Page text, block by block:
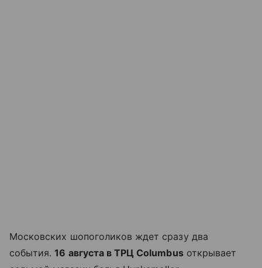
Московских шопоголиков ждет сразу два
события.16 августа в ТРЦ Columbusоткрывает